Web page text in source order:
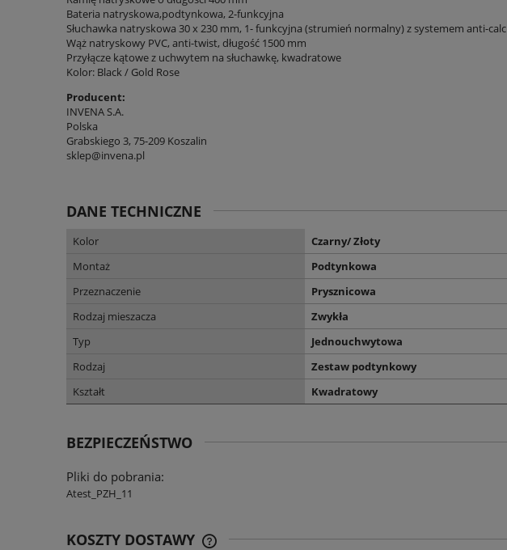
Bateria natryskowa,podtynkowa, 2-funkcyjna
Słuchawka natryskowa 30 x 230 mm, 1- funkcyjna (strumień normalny) z systemem anti-calc
Wąż natryskowy PVC, anti-twist, długość 1500 mm
Przyłącze kątowe z uchwytem na słuchawkę, kwadratowe
Kolor: Black / Gold Rose
Producent:
INVENA S.A.
Polska
Grabskiego 3, 75-209 Koszalin
sklep@invena.pl
DANE TECHNICZNE
Kolor
Czarny/ Złoty
Montaż
Podtynkowa
Przeznaczenie
Prysznicowa
Rodzaj mieszacza
Zwykła
Typ
Jednouchwytowa
Rodzaj
Zestaw podtynkowy
Kształt
Kwadratowy
BEZPIECZEŃSTWO
Pliki do pobrania:
Atest_PZH_11
KOSZTY DOSTAWY